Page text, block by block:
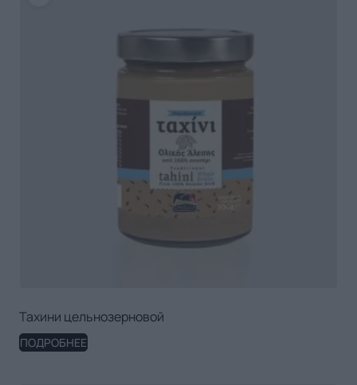
Тахини цельнозерновой
ПОДРОБНЕЕ